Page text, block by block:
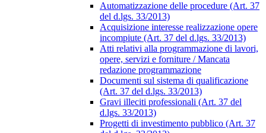
Automatizzazione delle procedure (Art. 37
del d.lgs. 33/2013)
Acquisizione interesse realizzazione opere
incompiute (Art. 37 del d.lgs. 33/2013)
Atti relativi alla programmazione di lavori,
opere, servizi e forniture / Mancata
redazione programmazione
Documenti sul sistema di qualificazione
(Art. 37 del d.lgs. 33/2013)
Gravi illeciti professionali (Art. 37 del
d.lgs. 33/2013)
Progetti di investimento pubblico (Art. 37